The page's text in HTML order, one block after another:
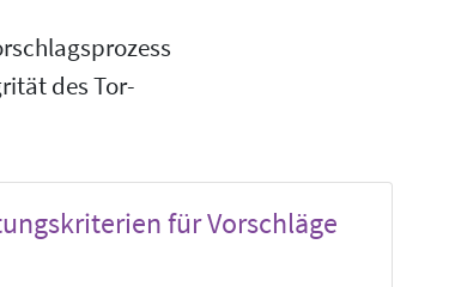
des Tor-
für Vorschläge